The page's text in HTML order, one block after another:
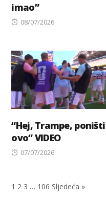
imao”
Posted
08/07/2026
“Hej, Trampe, poništi
ovo” VIDEO
Posted
07/07/2026
1 2 3 … 106 Sljedeća »